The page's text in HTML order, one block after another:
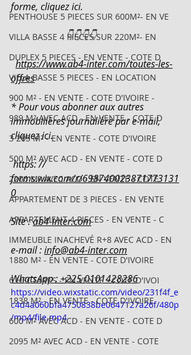
PENTHOUSE 5 PIECES SUR 600M²- EN VE
VILLA BASSE 4 PIECES SUR 220M²- EN
DUPLEX 5 PIECES - EN VENTE - COTE D
VILLA BASSE 5 PIECES - EN LOCATION
900 M² - EN VENTE - COTE D'IVOIRE -
989 M² AVEC ACD - EN VENTE - COTE D
3 205 M² - EN VENTE - COTE D'IVOIRE
500 M² AVEC ACD - EN VENTE - COTE D
2206 M² AVEC ACD - EN VENTE - COTE
APPARTEMENT DE 3 PIECES - EN VENTE
APPARTEMENT 4 PIECES - EN VENTE - C
IMMEUBLE INACHEVÉ R+8 AVEC ACD - EN
1880 M² - EN VENTE - COTE D'IVOIRE
6 HECTARES - EN VENTE - COTE D'IVOI
1838 M² - EN VENTE - COTE D'IVOIRE
600 M² AVEC ACD - EN VENTE - COTE D
2095 M² AVEC ACD - EN VENTE - COTE
forme, cliquez ici.
👇👇👇👇
https://www.ab4-inter.com/toutes-les-
offres
* Pour vous abonner aux autres
immobilières journalière par e-mail,
cliquez ici.
https: //
forms.wix.com/r/698740023871773131
0
Site : ab4-inter.com
e-mail : info@ab4-inter.com
WhatsApp : +225 0101428286
https://video.wixstatic.com/video/231f4f_e
c4d4a060bfa4750838be0647127a26f/480p
/mp4/file.mp4